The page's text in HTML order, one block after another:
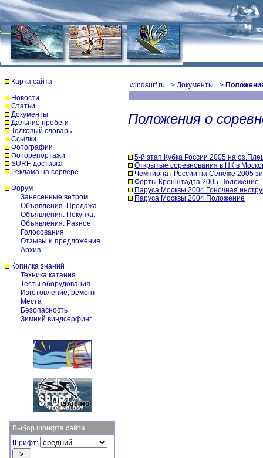
Карта сайта
Новости
Статьи
Документы
Дальние пробеги
Толковый словарь
Ссылки
Фотографии
Фоторепортажи
SURF-доставка
Реклама на сервере
Форум
Занесенные ветром
Объявления. Продажа.
Объявления. Покупка.
Объявления. Разное.
Голосования
Отзывы и предложения
Архив
Копилка знаний
Техника катания
Тесты оборудования
Изготовление, ремонт
Места
Безопасность
Зимний виндсерфинг
Выбор шрифта сайта
Шрифт:
windsurf.ru => Документы =>
Положения о
5-й этап Кубка России 2005 на
Открытые соревнования в НК в
Чемпионат России на Сенеже 2005
Форты Кронштадта 2005 Положение
Паруса Москвы 2004 Гоночная
Паруса Москвы 2004 Положение